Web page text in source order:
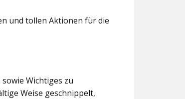
und tollen Aktionen für die
Wichtiges zu
Weise geschnippelt,